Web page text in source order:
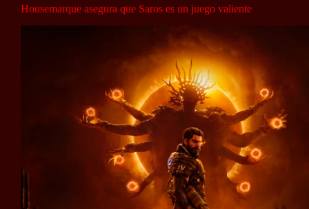
Housemarque asegura que Saros es un juego valiente